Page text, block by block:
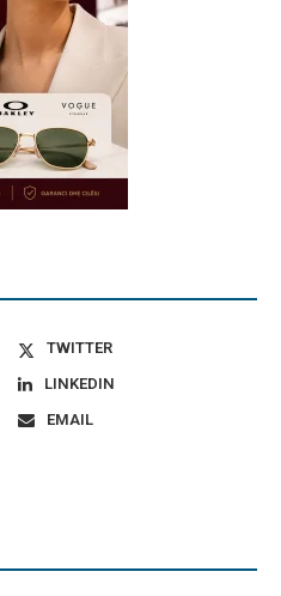
TWITTER
LINKEDIN
EMAIL